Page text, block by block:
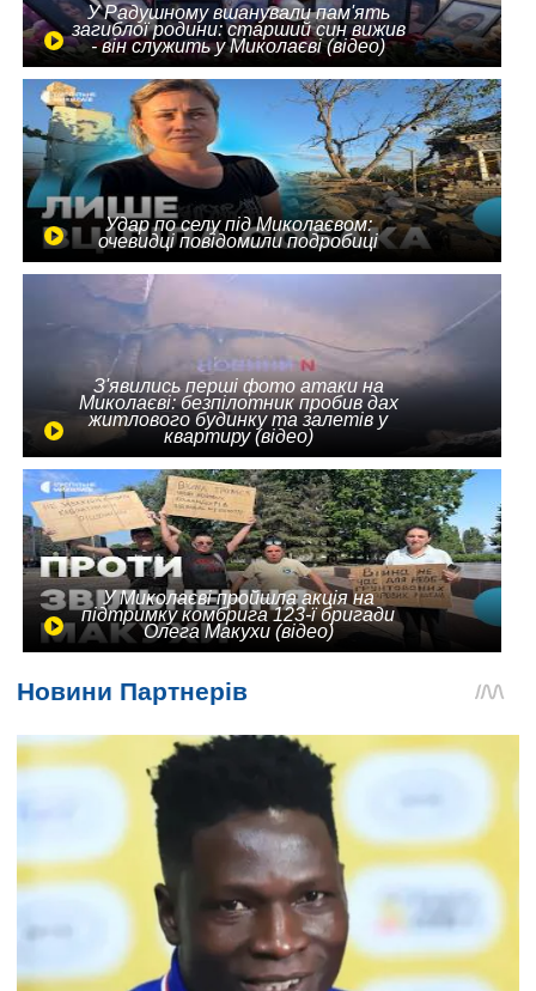
У Радушному вшанували пам'ять
загиблої родини: старший син вижив
- він служить у Миколаєві (відео)
Удар по селу під Миколаєвом:
очевидці повідомили подробиці
З'явились перші фото атаки на
Миколаєві: безпілотник пробив дах
житлового будинку та залетів у
квартиру (відео)
У Миколаєві пройшла акція на
підтримку комбрига 123-ї бригади
Олега Макухи (відео)